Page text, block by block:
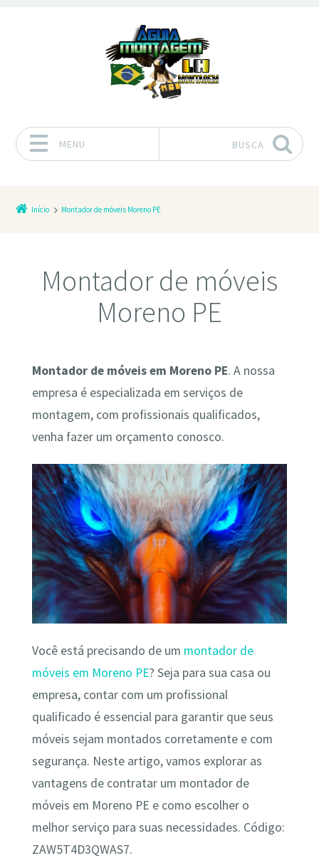
MENU BUSCA
Início Montador de móveis Moreno PE
Montador de móveis
Moreno PE
Montador de móveis em Moreno PE. A nossa
empresa é especializada em serviços de
montagem, com profissionais qualificados,
venha fazer um orçamento conosco.
Você está precisando de um montador de
móveis em Moreno PE? Seja para sua casa ou
empresa, contar com um profissional
qualificado é essencial para garantir que seus
móveis sejam montados corretamente e com
segurança. Neste artigo, vamos explorar as
vantagens de contratar um montador de
móveis em Moreno PE e como escolher o
melhor serviço para suas necessidades. Código:
ZAW5T4D3QWAS7.